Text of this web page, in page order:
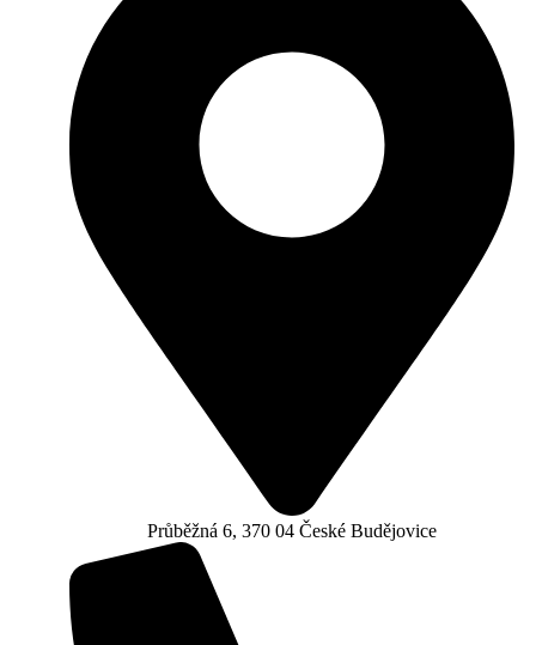
Průběžná 6, 370 04 České Budějovice